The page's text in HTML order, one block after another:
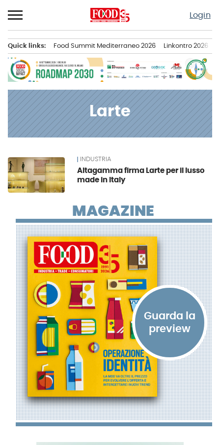
al
contenuto
Login
principale
Quick links: Food Summit Mediterraneo 2026 Linkontro 2026
Larte
News INDUSTRIA
Altagamma firma Larte per il lusso
made in Italy
MAGAZINE